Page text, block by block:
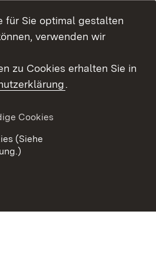
für Sie optimal gestalten
verwenden wir
zu Cookies erhalten Sie in
.
Cookies
(Siehe